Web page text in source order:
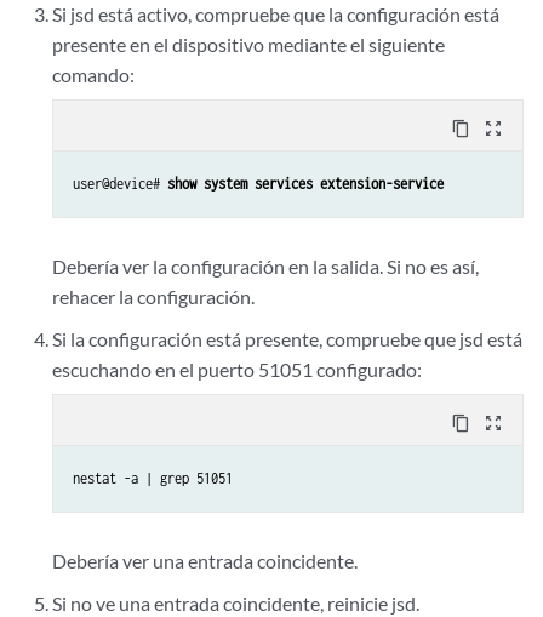
Si jsd está activo, compruebe que la configuración está
presente en el dispositivo mediante el siguiente
comando:
content_copy zoom_out_map
user@device# show system services extension-service
Debería ver la configuración en la salida. Si no es así,
rehacer la configuración.
Si la configuración está presente, compruebe que jsd está
escuchando en el puerto 51051 configurado:
content_copy zoom_out_map
nestat -a | grep 51051
Debería ver una entrada coincidente.
Si no ve una entrada coincidente, reinicie jsd.